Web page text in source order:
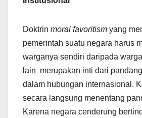
Doktrin moral favoritism yang
pemerintah suatu negara harus
warganya sendiri daripada
lain merupakan inti dari
dalam hubungan internasional.
secara langsung menentang
Karena negara cenderung